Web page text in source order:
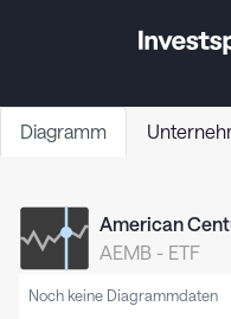
Diagramm
American
AEMB - ETF
Noch keine Diagrammdaten